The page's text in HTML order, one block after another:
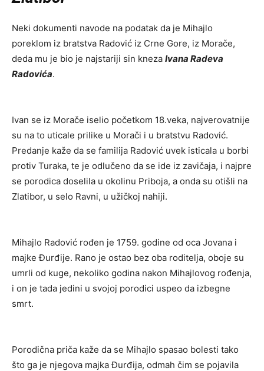
Neki dokumenti navode na podatak da je Mihajlo
poreklom iz bratstva Radović iz Crne Gore, iz Morače,
deda mu je bio je najstariji sin kneza Ivana Radeva
Radovića.
Ivan se iz Morače iselio početkom 18.veka, najverovatnije
su na to uticale prilike u Morači i u bratstvu Radović.
Predanje kaže da se familija Radović uvek isticala u borbi
protiv Turaka, te je odlučeno da se ide iz zavičaja, i najpre
se porodica doselila u okolinu Priboja, a onda su otišli na
Zlatibor, u selo Ravni, u užičkoj nahiji.
Mihajlo Radović rođen je 1759. godine od oca Jovana i
majke Đurđije. Rano je ostao bez oba roditelja, oboje su
umrli od kuge, nekoliko godina nakon Mihajlovog rođenja,
i on je tada jedini u svojoj porodici uspeo da izbegne
smrt.
Porodična priča kaže da se Mihajlo spasao bolesti tako
što ga je njegova majka Đurđija, odmah čim se pojavila